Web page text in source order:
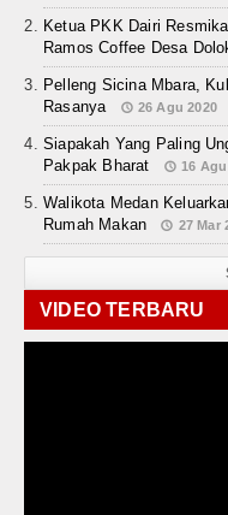
Ketua PKK Dairi
Ramos Coffee Desa
Pelleng Sicina Mbara,
Rasanya
26 Agu 2020
Siapakah Yang Paling
Pakpak Bharat
16
Walikota Medan
Rumah Makan
27 Mar
VIDEO TERBARU